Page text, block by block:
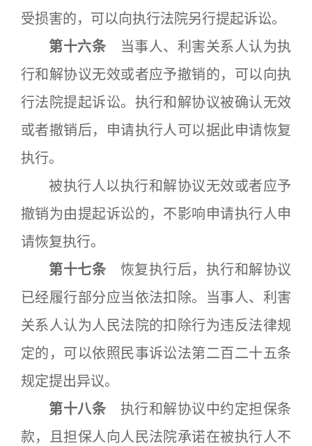
受损害的，可以向执行法院另行提起诉讼。
第十六条 当事人、利害关系人认为执
行和解协议无效或者应予撤销的，可以向执
行法院提起诉讼。执行和解协议被确认无效
或者撤销后，申请执行人可以据此申请恢复
执行。
被执行人以执行和解协议无效或者应予
撤销为由提起诉讼的，不影响申请执行人申
请恢复执行。
第十七条 恢复执行后，执行和解协议
已经履行部分应当依法扣除。当事人、利害
关系人认为人民法院的扣除行为违反法律规
定的，可以依照民事诉讼法第二百二十五条
规定提出异议。
第十八条 执行和解协议中约定担保条
款，且担保人向人民法院承诺在被执行人不